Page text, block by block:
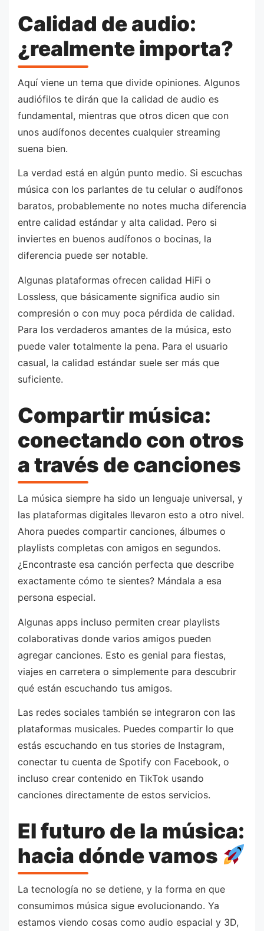
Calidad de audio:
¿realmente importa?
Aquí viene un tema que divide opiniones. Algunos
audiófilos te dirán que la calidad de audio es
fundamental, mientras que otros dicen que con
unos audífonos decentes cualquier streaming
suena bien.
La verdad está en algún punto medio. Si escuchas
música con los parlantes de tu celular o audífonos
baratos, probablemente no notes mucha diferencia
entre calidad estándar y alta calidad. Pero si
inviertes en buenos audífonos o bocinas, la
diferencia puede ser notable.
Algunas plataformas ofrecen calidad HiFi o
Lossless, que básicamente significa audio sin
compresión o con muy poca pérdida de calidad.
Para los verdaderos amantes de la música, esto
puede valer totalmente la pena. Para el usuario
casual, la calidad estándar suele ser más que
suficiente.
Compartir música:
conectando con otros
a través de canciones
La música siempre ha sido un lenguaje universal, y
las plataformas digitales llevaron esto a otro nivel.
Ahora puedes compartir canciones, álbumes o
playlists completas con amigos en segundos.
¿Encontraste esa canción perfecta que describe
exactamente cómo te sientes? Mándala a esa
persona especial.
Algunas apps incluso permiten crear playlists
colaborativas donde varios amigos pueden
agregar canciones. Esto es genial para fiestas,
viajes en carretera o simplemente para descubrir
qué están escuchando tus amigos.
Las redes sociales también se integraron con las
plataformas musicales. Puedes compartir lo que
estás escuchando en tus stories de Instagram,
conectar tu cuenta de Spotify con Facebook, o
incluso crear contenido en TikTok usando
canciones directamente de estos servicios.
El futuro de la música:
hacia dónde vamos
La tecnología no se detiene, y la forma en que
consumimos música sigue evolucionando. Ya
estamos viendo cosas como audio espacial y 3D,